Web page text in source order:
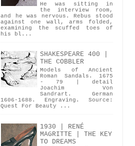
He was sitting in
the interview room,
and he was nervous. Rebus stood
against one wall, arms folded,
examining the scuffed toes of
his bl...
SHAKESPEARE 400 |
THE COBBLER
Models of Ancient
Roman Sandals. 1675
- 79 | detail
Joachim Von
Sandrart. German
1606-1688. Engraving. Source:
Quest For Beauty ...
1930 | RENÉ
MAGRITTE | THE KEY
TO DREAMS